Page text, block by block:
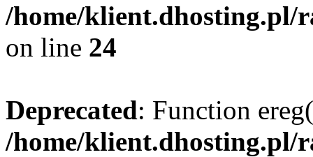
/home/klient.dhosting.pl/
on line 24
Deprecated: Function
/home/klient.dhosting.pl/